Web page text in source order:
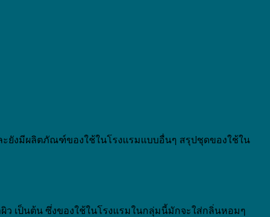
ะยังมีผลิตภัณฑ์ของใช้ในโรงแรมแบบอื่นๆ สรุปชุดของใช้ใน
ว เป็นต้น ซึ่งของใช้ในโรงแรมในกลุ่มนี้มักจะใส่กลิ่นหอมๆ